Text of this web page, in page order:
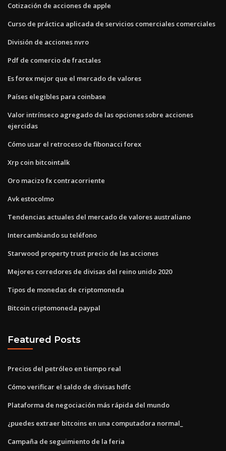
Cotización de acciones de apple
Curso de práctica aplicada de servicios comerciales comerciales
División de acciones nvro
Pdf de comercio de fractales
Es forex mejor que el mercado de valores
Países elegibles para coinbase
Valor intrínseco agregado de las opciones sobre acciones
ejercidas
Cómo usar el retroceso de fibonacci forex
Xrp coin bitcointalk
Oro macizo fx contracorriente
Avk estocolmo
Tendencias actuales del mercado de valores australiano
Intercambiando su teléfono
Starwood property trust precio de las acciones
Mejores corredores de divisas del reino unido 2020
Tipos de monedas de criptomoneda
Bitcoin criptomoneda paypal
Featured Posts
Precios del petróleo en tiempo real
Cómo verificar el saldo de divisas hdfc
Plataforma de negociación más rápida del mundo
¿puedes extraer bitcoins en una computadora normal_
Campaña de seguimiento de la feria